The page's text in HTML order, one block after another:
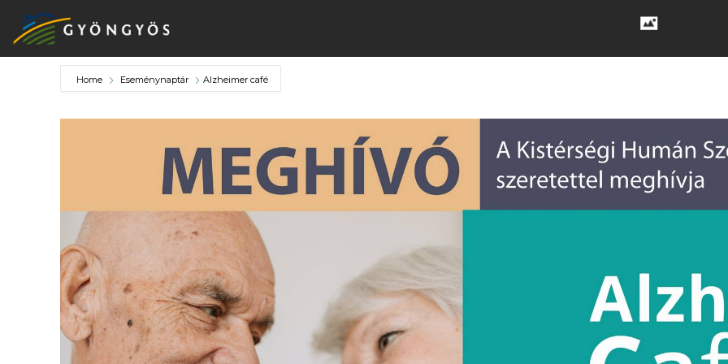
KIEMELT
LÁTVÁNYOSSÁGOK
GYÖNGYÖS
VÁROS
ÉRTÉKTÁRA
Home Eseménynaptár Alzheimer café